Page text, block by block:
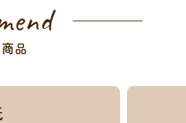
品